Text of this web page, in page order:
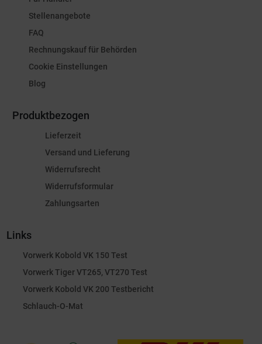
Stellenangebote
FAQ
Rechnungskauf für Behörden
Cookie Einstellungen
Blog
Produktbezogen
Lieferzeit
Versand und Lieferung
Widerrufsrecht
Widerrufsformular
Zahlungsarten
Links
Vorwerk Kobold VK 150 Test
Vorwerk Tiger VT265, VT270 Test
Vorwerk Kobold VK 200 Testbericht
Schlauch-O-Mat